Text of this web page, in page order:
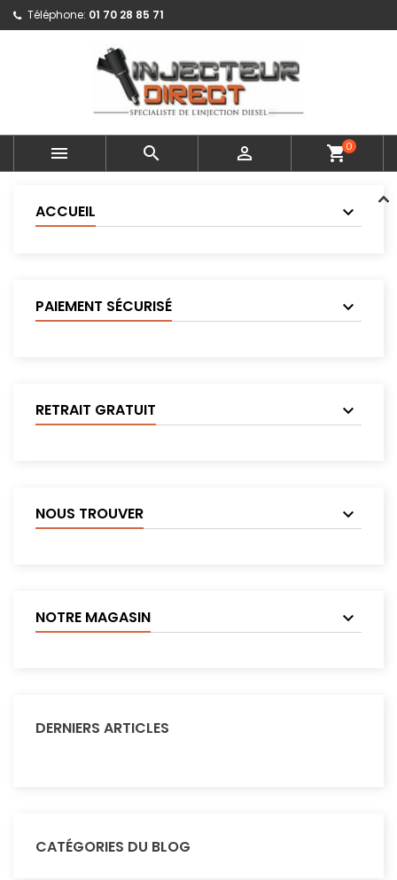
Téléphone: 01 70 28 85 71
   shopping_cart0
ACCUEIL
PAIEMENT SÉCURISÉ
RETRAIT GRATUIT
NOUS TROUVER
NOTRE MAGASIN
DERNIERS ARTICLES
CATÉGORIES DU BLOG